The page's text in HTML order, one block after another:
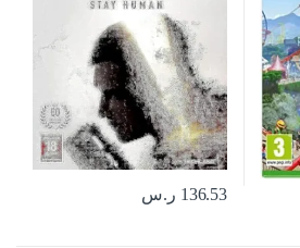
136.53 ر.س